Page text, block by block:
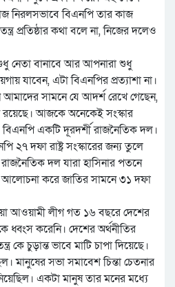
নিরলসভাবে বিএনপি তার কাজ
প্রতিষ্ঠার কথা বলে না, নিজের দলেও
নেতা বানাবে আর আপনারা শুধু
যাবেন, এটা বিএনপির প্রত্যাশা না।
আমাদের সামনে যে আদর্শ রেখে গেছেন,
আজকে অনেকেই সংস্কার
বিএনপি একটি দূরদর্শী রাজনৈতিক দল।
দফা রাষ্ট্র সংস্কারের জন্য তুলে
দল যারা হাসিনার পতনে
করে জাতির সামনে ৩১ দফা
আওয়ামী লীগ গত ১৬ বছরে দেশের
ধ্বংস করেনি। দেশের অর্থনীতির
কে চুড়ান্ত ভাবে মাটি চাপা দিয়েছে।
মানুষের সভা সমাবেশ চিন্তা চেতনার
একটা মানুষ তার মনের মধ্যে